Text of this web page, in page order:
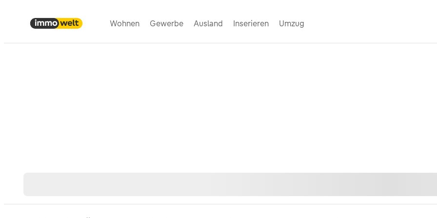
Wohnen Gewerbe Ausland Inserieren Umzug